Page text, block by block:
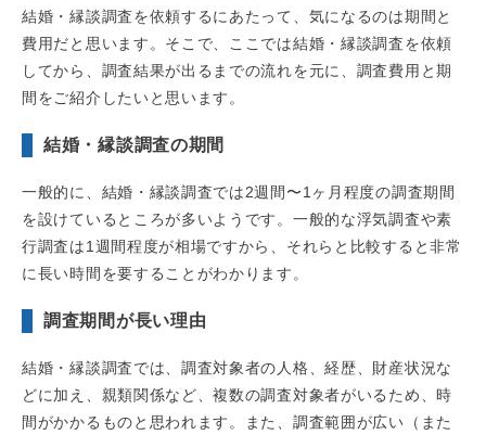
結婚・縁談調査を依頼するにあたって、気になるのは期間と
費用だと思います。そこで、ここでは結婚・縁談調査を依頼
してから、調査結果が出るまでの流れを元に、調査費用と期
間をご紹介したいと思います。
結婚・縁談調査の期間
一般的に、結婚・縁談調査では2週間〜1ヶ月程度の調査期間
を設けているところが多いようです。一般的な浮気調査や素
行調査は1週間程度が相場ですから、それらと比較すると非常
に長い時間を要することがわかります。
調査期間が長い理由
結婚・縁談調査では、調査対象者の人格、経歴、財産状況な
どに加え、親類関係など、複数の調査対象者がいるため、時
間がかかるものと思われます。また、調査範囲が広い（また